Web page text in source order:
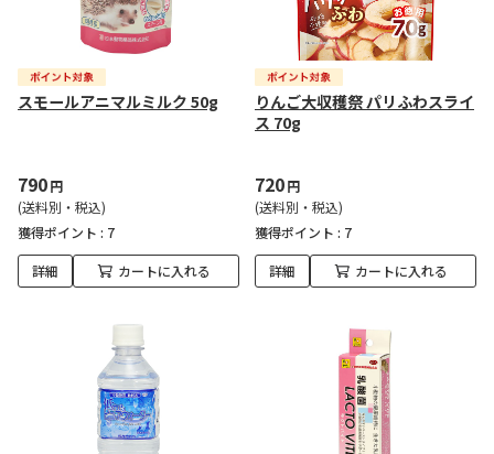
スモールアニマルミルク 50g
790円
(送料別・税込)
獲得ポイント : 7
詳細 カートに入れる
りんご大収穫祭 パリふわスライ
ス 70g
720円
(送料別・税込)
獲得ポイント : 7
詳細 カートに入れる